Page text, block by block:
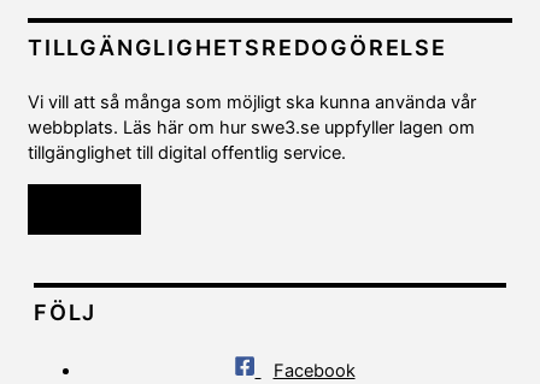
TILLGÄNGLIGHETSREDOGÖRELSE
Vi vill att så många som möjligt ska kunna använda vår
webbplats. Läs här om hur swe3.se uppfyller lagen om
tillgänglighet till digital offentlig service.
FÖLJ
Facebook